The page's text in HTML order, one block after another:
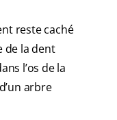
reste caché
de la dent
l’os de la
arbre